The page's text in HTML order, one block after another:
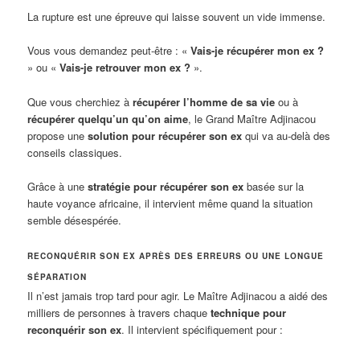
La rupture est une épreuve qui laisse souvent un vide immense.
Vous vous demandez peut-être : «Vais-je récupérer mon ex ?
» ou «Vais-je retrouver mon ex ? ».
Que vous cherchiez àrécupérer l’homme de sa vie ou à
récupérer quelqu’un qu’on aime, le Grand Maître Adjinacou
propose unesolution pour récupérer son ex qui va au-delà des
conseils classiques.
Grâce à unestratégie pour récupérer son ex basée sur la
haute voyance africaine, il intervient même quand la situation
semble désespérée.
RECONQUÉRIR SON EX APRÈS DES ERREURS OU UNE LONGUE
SÉPARATION
Il n’est jamais trop tard pour agir. Le Maître Adjinacou a aidé des
milliers de personnes à travers chaquetechnique pour
reconquérir son ex. Il intervient spécifiquement pour :